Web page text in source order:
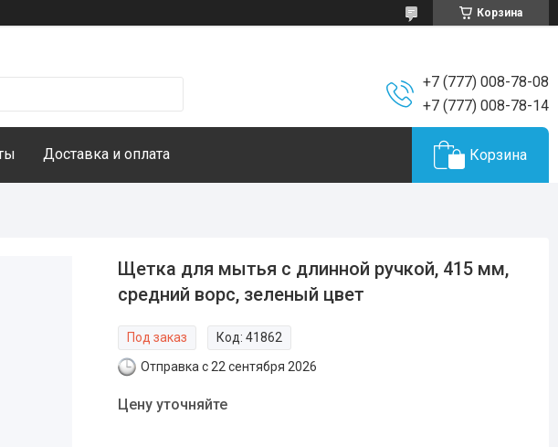
Корзина
+7 (777) 008-78-08
+7 (777) 008-78-14
Доставка и оплата Корзина
Щетка для мытья с длинной ручкой, 415 мм,
средний ворс, зеленый цвет
Под заказ Код:41862
Отправка с 22 сентября 2026
Цену уточняйте